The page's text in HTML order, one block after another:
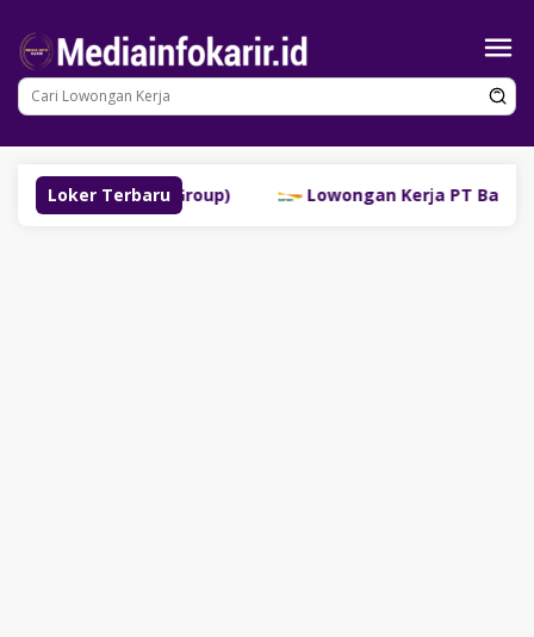
konten
Loker Terbaru
(SM Group) Lowongan Kerja PT Bank